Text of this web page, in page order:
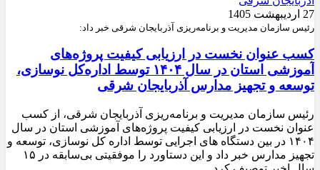
27 اردیبهشت 1405
رئیس سازمان مدیریت و برنامه‌ریزی آذربایجان شرقی خبر داد:
کسب عنوان نخست در ارزیابی کیفیت پروژه‌های
آموزشی استان در سال ۱۴۰۴ توسط اداره‌کل نوسازی،
توسعه و تجهیز مدارس آذربایجان شرقی
رئیس سازمان مدیریت و برنامه‌ریزی آذربایجان شرقی، از کسب
عنوان نخست در ارزیابی کیفیت پروژه‌های آموزشی استان در سال
۱۴۰۴ در بین دستگاه های اجرایی توسط اداره کل نوسازی، توسعه و
تجهیز مدارس خبر داد و این دستاورد را موفقیتی بی‌سابقه در ۱۵